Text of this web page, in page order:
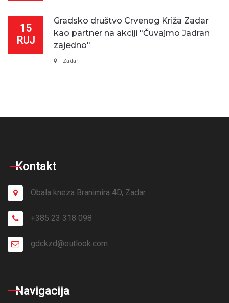
15
RUJ
Gradsko društvo Crvenog Križa Zadar
kao partner na akciji "Čuvajmo Jadran
zajedno"
Zadar
Kontakt
Obala kneza Branimira 4D, Zadar
+385 23 318 098
gdckzd@outlook.com
Navigacija